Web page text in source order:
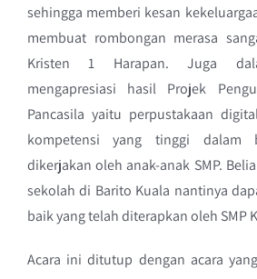
sehingga memberi kesan
membuat rombongan merasa
Kristen 1 Harapan. Juga
mengapresiasi hasil Projek
Pancasila yaitu perpustakaan
kompetensi yang tinggi dalam
dikerjakan oleh anak-anak SMP.
sekolah di Barito Kuala nantinya
baik yang telah diterapkan oleh SMP
Acara ini ditutup dengan acara